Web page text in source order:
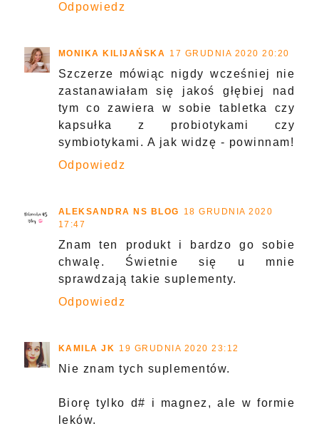
Odpowiedz
MONIKA KILIJAŃSKA 17 GRUDNIA 2020 20:20
Szczerze mówiąc nigdy wcześniej nie
zastanawiałam się jakoś głębiej nad
tym co zawiera w sobie tabletka czy
kapsułka z probiotykami czy
symbiotykami. A jak widzę - powinnam!
Odpowiedz
ALEKSANDRA NS BLOG
18 GRUDNIA 2020
17:47
Znam ten produkt i bardzo go sobie
chwalę. Świetnie się u mnie
sprawdzają takie suplementy.
Odpowiedz
KAMILA JK 19 GRUDNIA 2020 23:12
Nie znam tych suplementów.
Biorę tylko d# i magnez, ale w formie
leków.